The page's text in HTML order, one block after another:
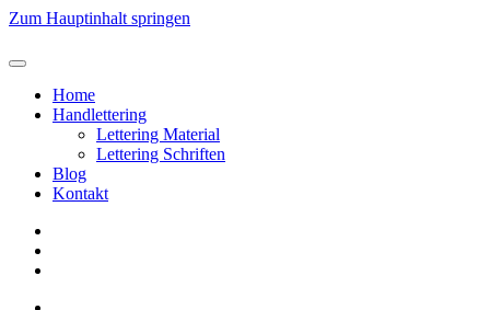
Zum Hauptinhalt springen
Home
Handlettering
Lettering Material
Lettering Schriften
Blog
Kontakt